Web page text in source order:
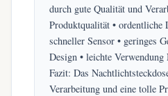
durch gute Qualität und
Produktqualität • ordentliche
schneller Sensor • geringes
Design • leichte
Fazit: Das
Verarbeitung und eine tolle